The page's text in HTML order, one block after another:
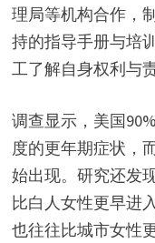
理局等机构合作，
持的指导手册与培
工了解自身权利与责
调查显示，美国
度的更年期症状，
始出现。研究还发
比白人女性更早进
也往往比城市女性